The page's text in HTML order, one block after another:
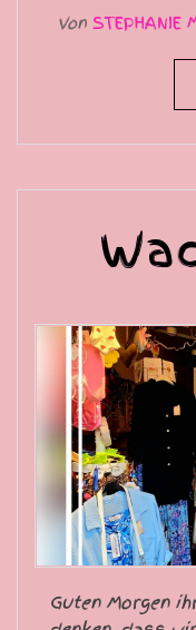
Von STEPHANIE
Guten Morgen